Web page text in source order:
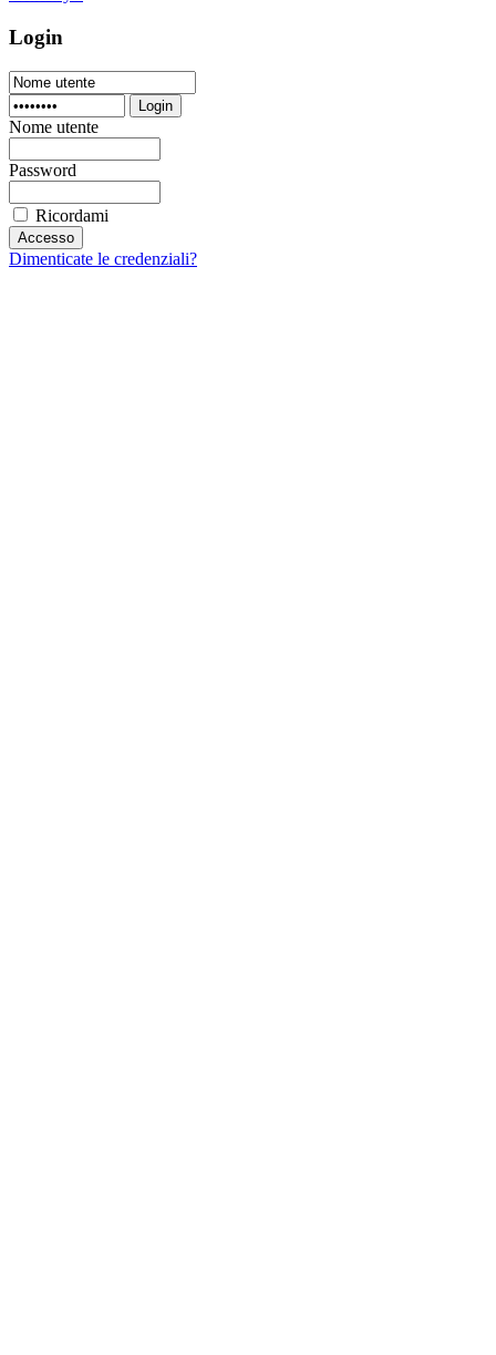
Login
Login
Nome utente
Password
Ricordami
Dimenticate le credenziali?